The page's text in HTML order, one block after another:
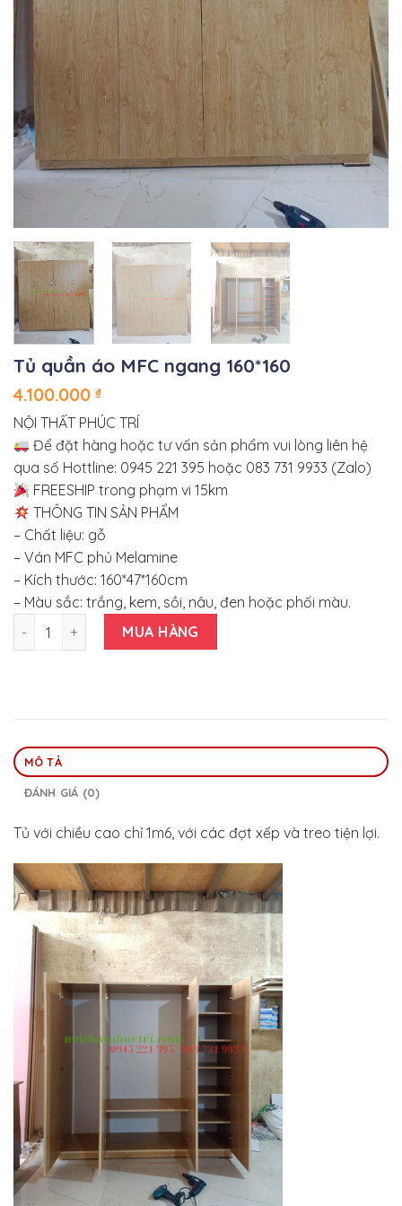
Tủ quần áo MFC ngang 160*160
4.100.000 ₫
NỘI THẤT PHÚC TRÍ
Để đặt hàng hoặc tư vấn sản phẩm vui lòng liên hệ
qua số Hottline: 0945 221 395 hoặc 083 731 9933 (Zalo)
FREESHIP trong phạm vi 15km
THÔNG TIN SẢN PHẨM
– Chất liệu: gỗ
– Ván MFC phủ Melamine
– Kích thước: 160*47*160cm
– Màu sắc: trắng, kem, sồi, nâu, đen hoặc phối màu.
Tủ quần áo MFC ngang 160*160 số lượng
MUA HÀNG
MÔ TẢ
ĐÁNH GIÁ (0)
Tủ với chiều cao chỉ 1m6, với các đợt xếp và treo tiện lợi.